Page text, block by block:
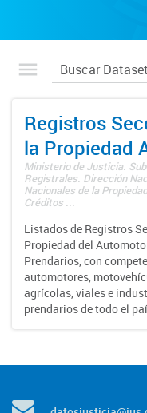
Registros
la Propiedad
Ministerio de Justicia.
Registrales. Dirección
Nacionales de la
Créditos ...
Listados de Registros
Propiedad del
Prendarios, con
automotores,
agrícolas, viales e
prendarios de todo el